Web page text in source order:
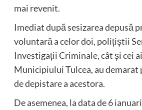
mai revenit.
Imediat după sesizarea depusă
voluntară a celor doi, polițiștii
Investigații Criminale, cât și cei
Municipiului Tulcea, au demarat
de depistare a acestora.
De asemenea, la data de 6